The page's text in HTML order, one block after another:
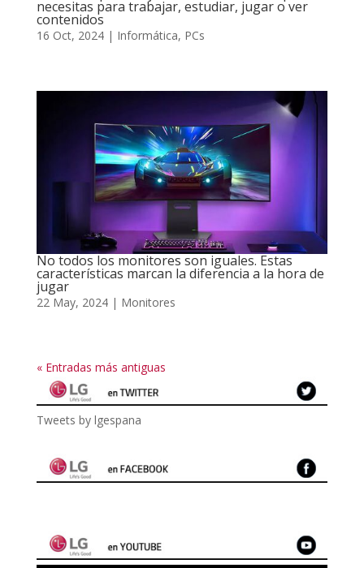
necesitas para trabajar, estudiar, jugar o ver
contenidos
16 Oct, 2024| Informática, PCs
No todos los monitores son iguales. Estas
características marcan la diferencia a la hora de
jugar
22 May, 2024| Monitores
« Entradas más antiguas
Tweets by lgespana